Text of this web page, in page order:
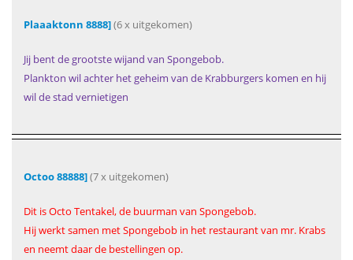
Plaaaktonn 8888](6 x uitgekomen)
Jij bent de grootste wijand van Spongebob.
Plankton wil achter het geheim van de Krabburgers komen en hij
wil de stad vernietigen
Octoo 88888](7 x uitgekomen)
Dit is Octo Tentakel, de buurman van Spongebob.
Hij werkt samen met Spongebob in het restaurant van mr. Krabs
en neemt daar de bestellingen op.